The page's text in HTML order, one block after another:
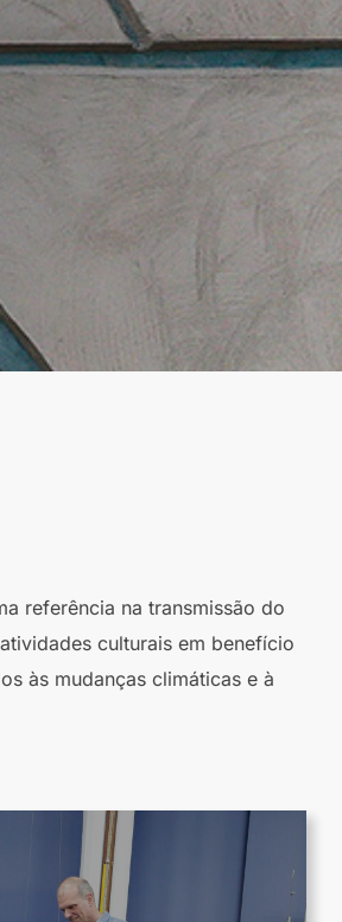
referência na transmissão do
culturais em benefício
às mudanças climáticas e à